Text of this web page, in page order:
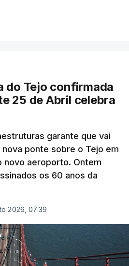
do Tejo confirmada
25 de Abril celebra
garante que vai
ponte sobre o Tejo em
novo aeroporto. Ontem
os 60 anos da
2026, 07:39